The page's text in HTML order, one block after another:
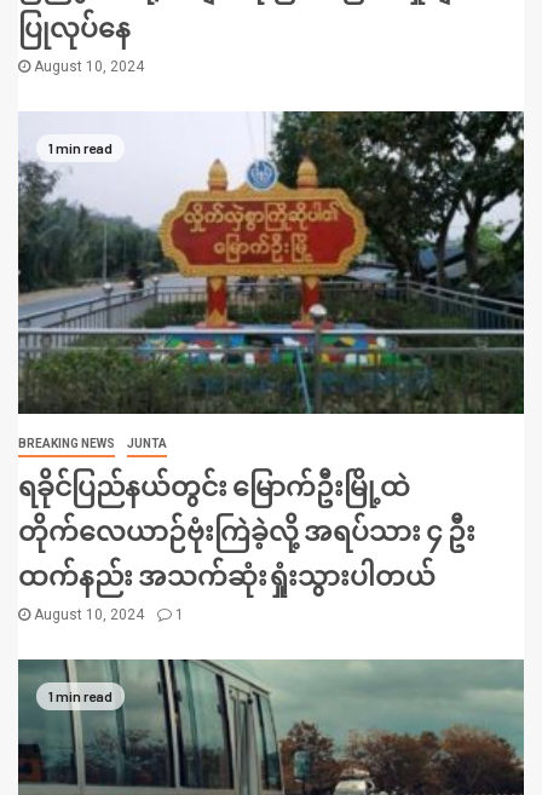
ပြုလုပ်နေ
August 10, 2024
1 min read
BREAKING NEWS JUNTA
ရခိုင်ပြည်နယ်တွင်း မြောက်ဦးမြို့ထဲ
တိုက်လေယာဉ်ဗုံးကြဲခဲ့လို့ အရပ်သား ၄ ဦး
ထက်နည်း အသက်ဆုံးရှုံးသွားပါတယ်
August 10, 2024 1
1 min read